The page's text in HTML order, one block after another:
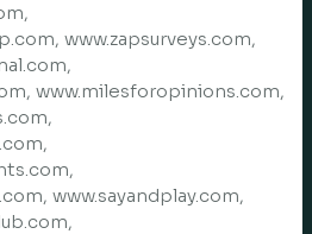
www.zapsurveys.com,
www.milesforopinions.com,
www.sayandplay.com,